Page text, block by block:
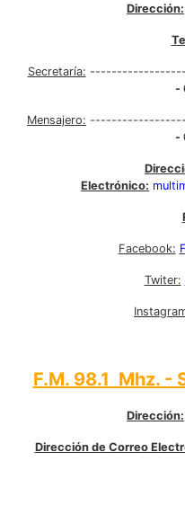
Dirección:
Secretaría:
-
Mensajero:
-
Electrónico:
Facebook:
Twiter:
F.M. 98.1 Mhz. -
Dirección:
Dirección de Correo